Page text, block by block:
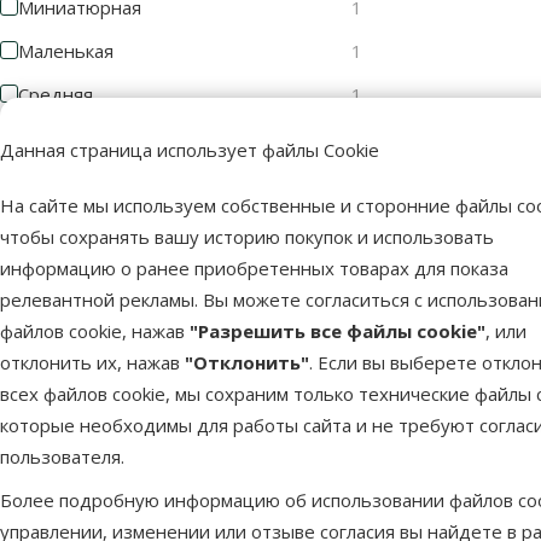
Данная страница использует файлы Cookie
На сайте мы используем собственные и сторонние файлы
чтобы сохранять вашу историю покупок и использовать
информацию о ранее приобретенных товарах для показа
релевантной рекламы. Вы можете согласиться с
файлов cookie, нажав "Разрешить все файлы cookie", или
отклонить их, нажав "Отклонить". Если вы выберете
всех файлов cookie, мы сохраним только технические файлы
которые необходимы для работы сайта и не требуют
пользователя.
Более подробную информацию об использовании файлов
управлении, изменении или отзыве согласия вы найдете в
Миниатюрная
1
Маленькая
1
Средняя
1
Возраст собаки
Взрослая
собака
Пожилая
собака
Состояние здоровья
Во время выздоровления
1